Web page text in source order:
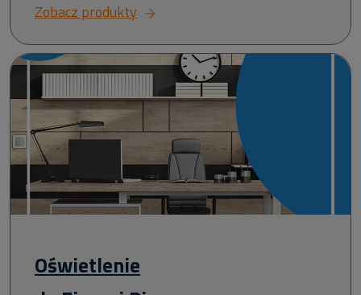
Zobacz produkty
Oświetlenie